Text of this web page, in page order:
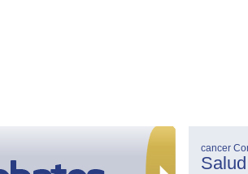
cancer
Salud